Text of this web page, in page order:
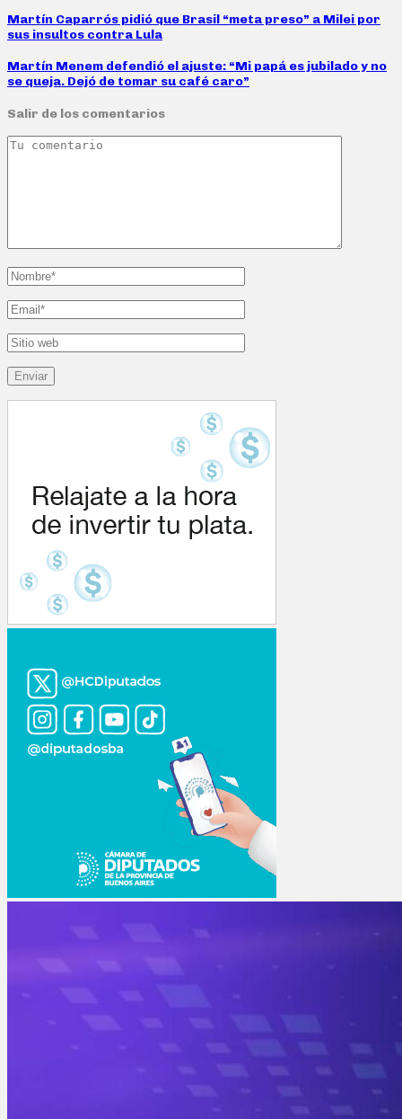
Martín Caparrós pidió que Brasil “meta preso” a Milei por
sus insultos contra Lula
Martín Menem defendió el ajuste: “Mi papá es jubilado y no
se queja. Dejó de tomar su café caro”
Salir de los comentarios